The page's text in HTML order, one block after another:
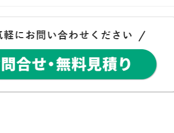
なか便利な物
にちは コゴちゃんです 少し前になりますが購
て良かった物を ご紹介したいと思 …
スタッフの日常